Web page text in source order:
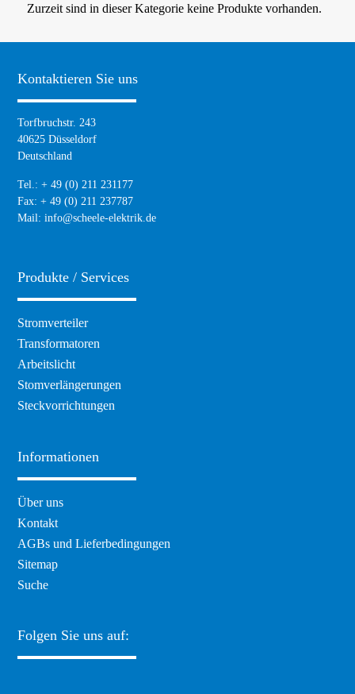
Zurzeit sind in dieser Kategorie keine Produkte vorhanden.
Kontaktieren Sie uns
Torfbruchstr. 243
40625 Düsseldorf
Deutschland
Tel.: + 49 (0) 211 231177
Fax: + 49 (0) 211 237787
Mail:info@scheele-elektrik.de
Produkte / Services
Navigation
überspringen
Stromverteiler
Transformatoren
Arbeitslicht
Stomverlängerungen
Steckvorrichtungen
Informationen
Navigation
überspringen
Über uns
Kontakt
AGBs und Lieferbedingungen
Sitemap
Suche
Folgen Sie uns auf: